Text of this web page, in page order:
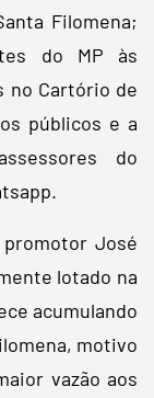
Filomena;
do MP às
no Cartório de
públicos e a
do
José
lotado na
acumulando
motivo
vazão aos